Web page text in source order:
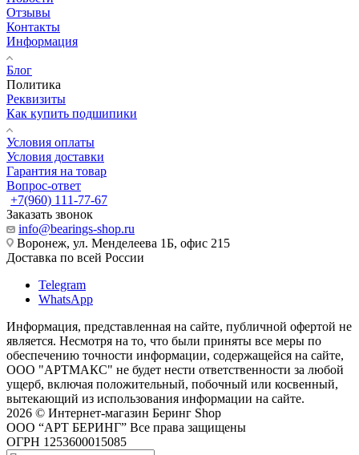
Отзывы
Контакты
Информация
Блог
Политика
Реквизиты
Как купить подшипики
Условия оплаты
Условия доставки
Гарантия на товар
Вопрос-ответ
+7(960) 111-77-67
Заказать звонок
info@bearings-shop.ru
Воронеж, ул. Менделеева 1Б, офис 215
Доставка по всей России
Telegram
WhatsApp
Информация, представленная на сайте, публичной офертой не
является. Несмотря на то, что были приняты все меры по
обеспечению точности информации, содержащейся на сайте,
ООО "АРТМАКС" не будет нести ответственности за любой
ущерб, включая положительный, побочный или косвенный,
вытекающий из использования информации на сайте.
2026 © Интернет-магазин Беринг Shop
ООО “АРТ БЕРИНГ” Все права защищены
ОГРН 1253600015085